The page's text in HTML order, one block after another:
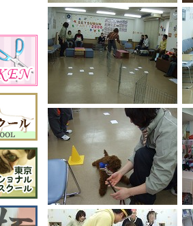
2012年
１２月：クリスマスパーテ
ィー
９月：わんわんウォーキン
４月：防災講習会
2011年
１２月：クリスマスパーテ
ィー
９月：わんわんウォーキン
グ